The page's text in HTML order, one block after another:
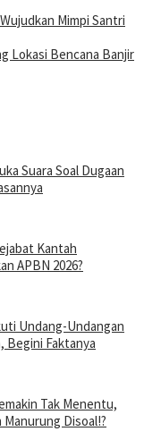
Mimpi Santri
Lokasi Bencana Banjir
Suara Soal Dugaan
Kantah
APBN 2026?
Undang-Undangan
Begini Faktanya
Tak Menentu,
Disoal!?